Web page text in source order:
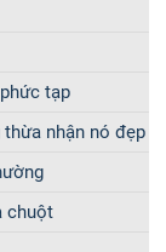
tạp
nhận nó đẹp
chuột